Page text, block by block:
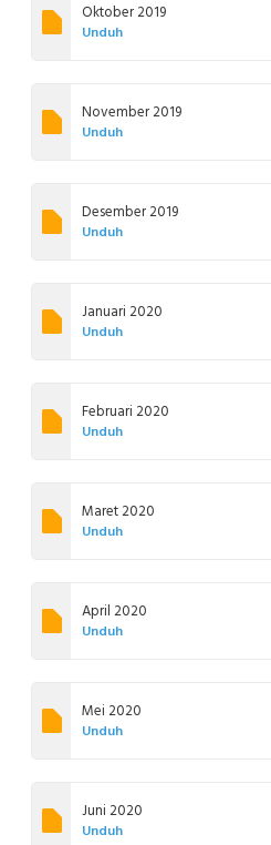
Oktober 2019
Unduh
November 2019
Unduh
Desember 2019
Unduh
Januari 2020
Unduh
Februari 2020
Unduh
Maret 2020
Unduh
April 2020
Unduh
Mei 2020
Unduh
Juni 2020
Unduh